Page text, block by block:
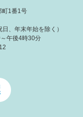
1番1号
、年末年始を除く）
午後4時30分